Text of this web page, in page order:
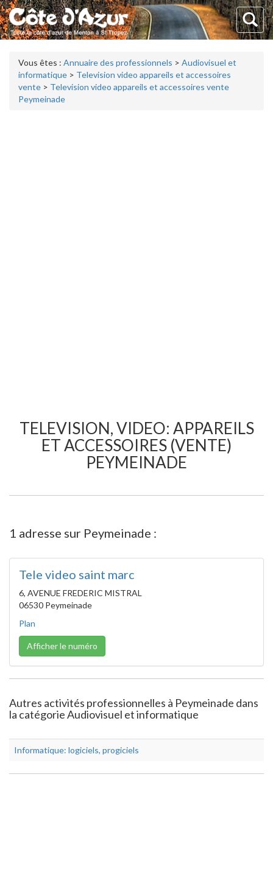
Vous êtes : Annuaire des professionnels > Audiovisuel et
informatique > Television video appareils et accessoires
vente > Television video appareils et accessoires vente
Peymeinade
TELEVISION, VIDEO: APPAREILS
ET ACCESSOIRES (VENTE)
PEYMEINADE
1 adresse sur Peymeinade :
Tele video saint marc
6, AVENUE FREDERIC MISTRAL
06530 Peymeinade
Plan
Afficher le numéro
Autres activités professionnelles à Peymeinade dans
la catégorie Audiovisuel et informatique
Informatique: logiciels, progiciels